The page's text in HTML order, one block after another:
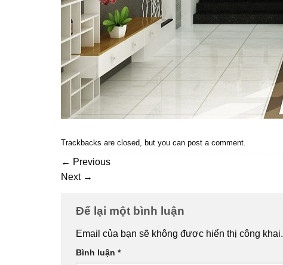
Trackbacks are closed, but you can post a comment.
← Previous
Next →
Để lại một bình luận
Email của bạn sẽ không được hiển thị công khai.
Bình luận *